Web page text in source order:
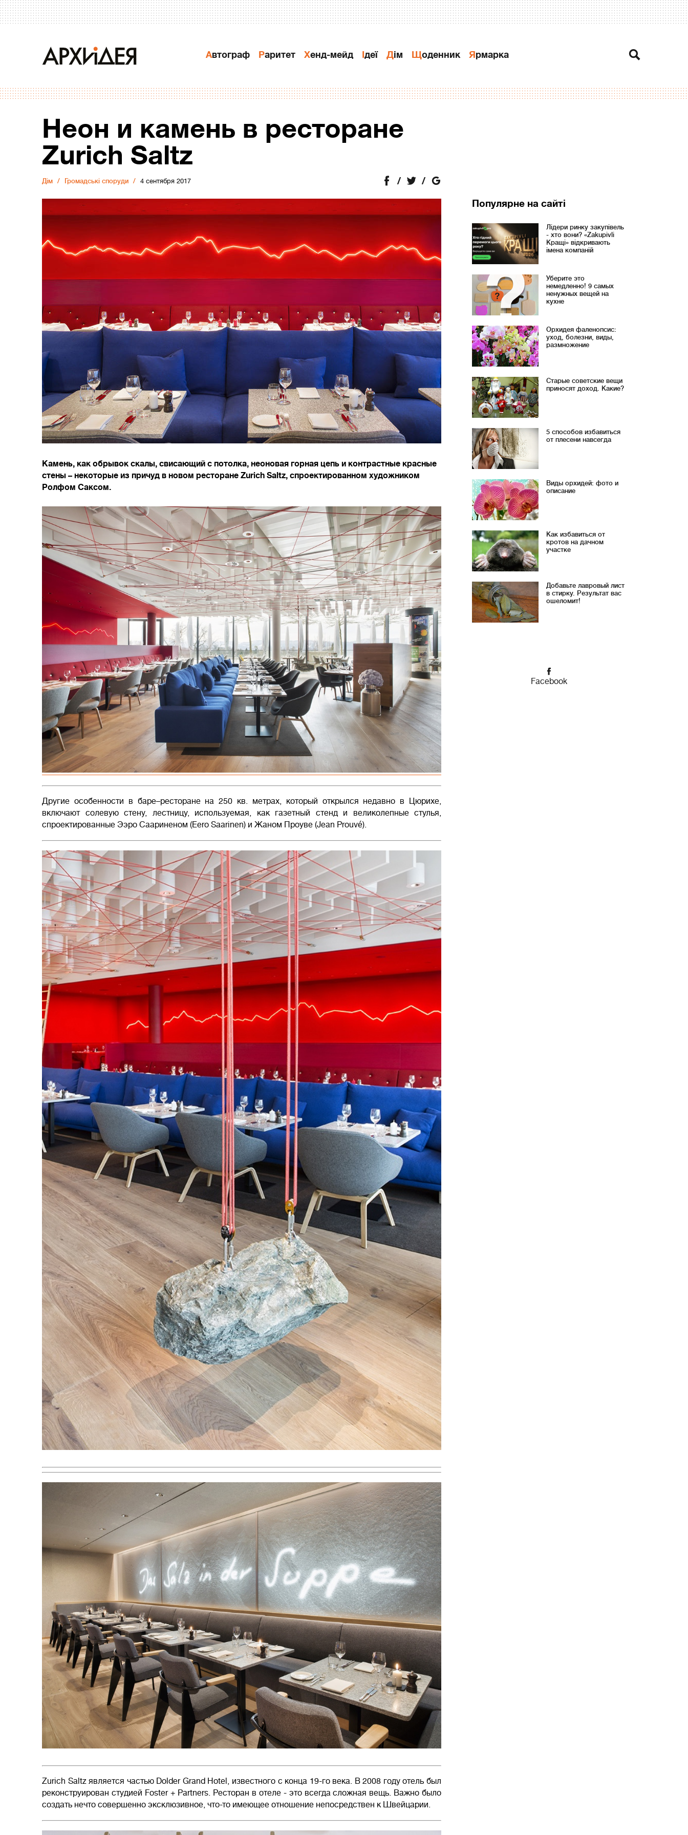
Автограф Раритет Хенд-мейд Ідеї Дiм Щоденник Ярмарка
Неон и камень в ресторане
Zurich Saltz
Дiм Громадські споруди 4 сентября 2017
Камень, как обрывок скалы, свисающий с потолка, неоновая горная цепь и контрастные красные
стены – некоторые из причуд в новом ресторане Zurich Saltz, спроектированном художником
Ролфом Саксом.
Другие особенности в баре–ресторане на 250 кв. метрах, который открылся недавно в Цюрихе,
включают солевую стену, лестницу, используемая, как газетный стенд и великолепные стулья,
спроектированные Ээро Саариненом (Eero Saarinen) и Жаном Проуве (Jean Prouvé).
Zurich Saltz является частью Dolder Grand Hotel, известного с конца 19-го века. В 2008 году отель был
реконструирован студией Foster + Partners. Ресторан в отеле - это всегда сложная вещь. Важно было
создать нечто совершенно эксклюзивное, что-то имеющее отношение непосредствен к Швейцарии.
Популярне на сайті
Лідери ринку закупівель
- хто вони? «Zakupivli
Кращі» відкривають
імена компаній
Уберите это
немедленно! 9 самых
ненужных вещей на
кухне
Орхидея фаленопсис:
уход, болезни, виды,
размножение
Старые советские вещи
приносят доход. Какие?
5 способов избавиться
от плесени навсегда
Виды орхидей: фото и
описание
Как избавиться от
кротов на дачном
участке
Добавьте лавровый лист
в стирку. Результат вас
ошеломит!
Facebook